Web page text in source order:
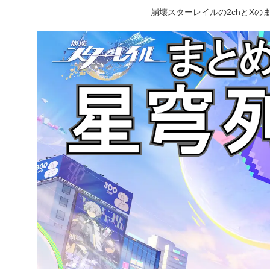
崩壊スターレイルの2chとXの